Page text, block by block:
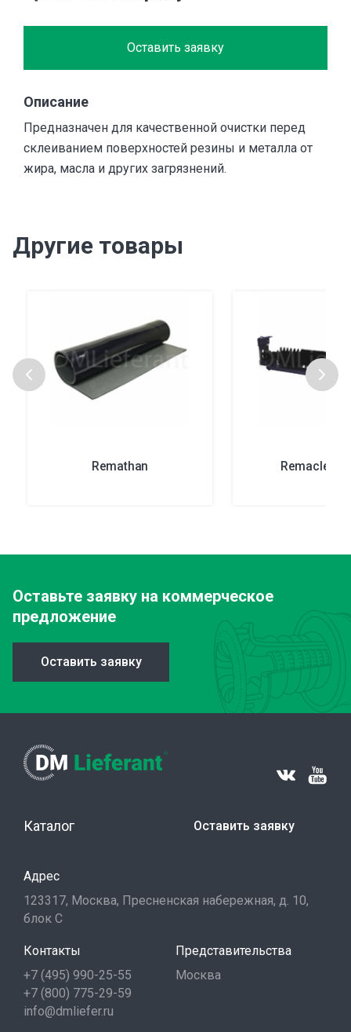
Оставить заявку
Описание
Предназначен для качественной очистки перед
склеиванием поверхностей резины и металла от
жира, масла и других загрязнений.
Другие товары
Remathan Remaclean
Оставьте заявку на коммерческое
предложение
Оставить заявку
Каталог Оставить заявку
Адрес
123317, Москва, Пресненская набережная, д. 10,
блок С
Контакты
+7 (495) 990-25-55
+7 (800) 775-29-59
info@dmliefer.ru
Представительства
Москва